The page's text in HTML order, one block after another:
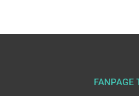
FANPAGE